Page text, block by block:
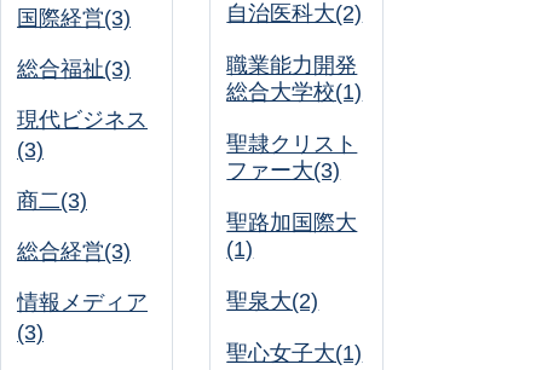
国際経営(3)
総合福祉(3)
現代ビジネス
(3)
商二(3)
総合経営(3)
情報メディア
(3)
自治医科大(2)
職業能力開発
総合大学校(1)
聖隷クリスト
ファー大(3)
聖路加国際大
(1)
聖泉大(2)
聖心女子大(1)